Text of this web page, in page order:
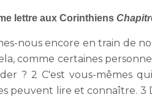
lettre aux Corinthiens
nous encore en train de
comme certaines
? 2 C'est vous-mêmes
peuvent lire et connaître. 3